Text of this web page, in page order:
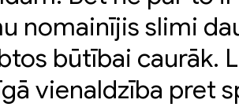
nomainījis slimi
būtībai caurāk.
vienaldzība pret